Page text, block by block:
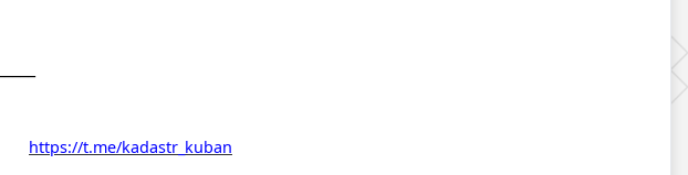
https://t.me/kadastr_kuban